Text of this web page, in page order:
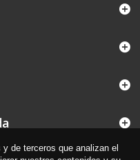
de terceros que analizan el